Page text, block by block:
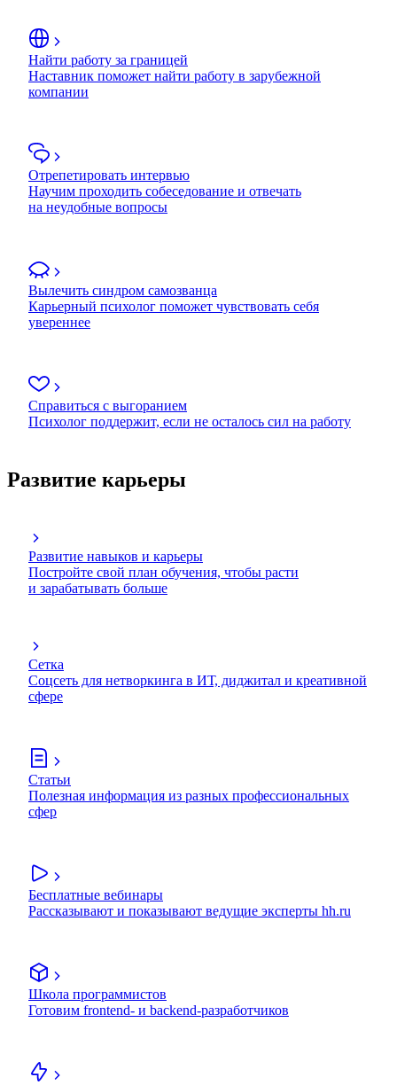
Найти работу за границей
Наставник поможет найти работу в зарубежной
компании
Отрепетировать интервью
Научим проходить собеседование и отвечать
на неудобные вопросы
Вылечить синдром самозванца
Карьерный психолог поможет чувствовать себя
увереннее
Справиться с выгоранием
Психолог поддержит, если не осталось сил на работу
Развитие карьеры
Развитие навыков и карьеры
Постройте свой план обучения, чтобы расти
и зарабатывать больше
Сетка
Соцсеть для нетворкинга в ИТ, диджитал и креативной
сфере
Статьи
Полезная информация из разных профессиональных
сфер
Бесплатные вебинары
Рассказывают и показывают ведущие эксперты hh.ru
Школа программистов
Готовим frontend- и backend-разработчиков